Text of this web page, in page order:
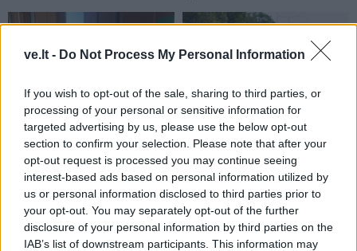
ve.lt - Do Not Process My Personal Information
If you wish to opt-out of the sale, sharing to third parties, or
processing of your personal or sensitive information for
targeted advertising by us, please use the below opt-out
section to confirm your selection. Please note that after your
opt-out request is processed you may continue seeing
interest-based ads based on personal information utilized by
us or personal information disclosed to third parties prior to
your opt-out. You may separately opt-out of the further
disclosure of your personal information by third parties on the
IAB’s list of downstream participants. This information may
Verslas
FNTT įšaldė „Mere“
valdytojos lėšas
Auto
Primena, ką būtina žinoti
važiuojant
remontuojamais kelių
ruožais